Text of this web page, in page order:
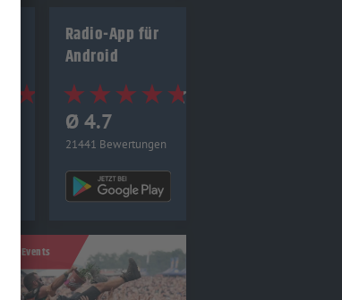
Radio-App für
Android
Ø 4.7
21441 Bewertungen
Events